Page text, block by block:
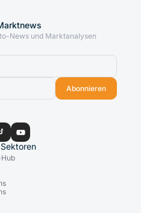
News und Marktanalysen
Abonnieren